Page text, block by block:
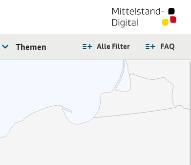
FAQ
Alle Filter
Themen